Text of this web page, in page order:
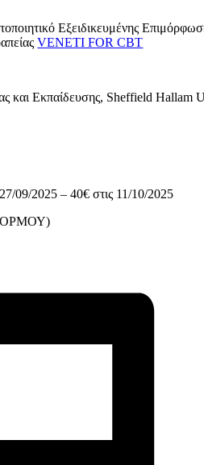
Εξειδικευμένης
VENETI FOR CBT
Εκπαίδευσης, Sheffield Hallam
09/2025 – 40€ στις 11/10/2025